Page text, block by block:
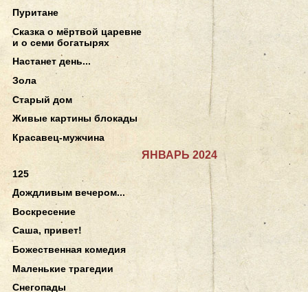
Пуритане
Сказка о мёртвой царевне
и о семи богатырях
Настанет день...
Зола
Старый дом
Живые картины блокады
Красавец-мужчина
ЯНВАРЬ 2024
125
Дождливым вечером...
Воскресение
Саша, привет!
Божественная комедия
Маленькие трагедии
Снегопады